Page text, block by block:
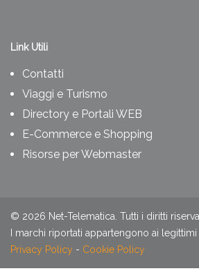
Link Utili
Contatti
Viaggi e Turismo
Directory e Portali WEB
E-Commerce e Shopping
Risorse per Webmaster
© 2026 Net-Telematica. Tutti i diritti
I marchi riportati appartengono ai legittimi
Privacy Policy - Cookie Policy